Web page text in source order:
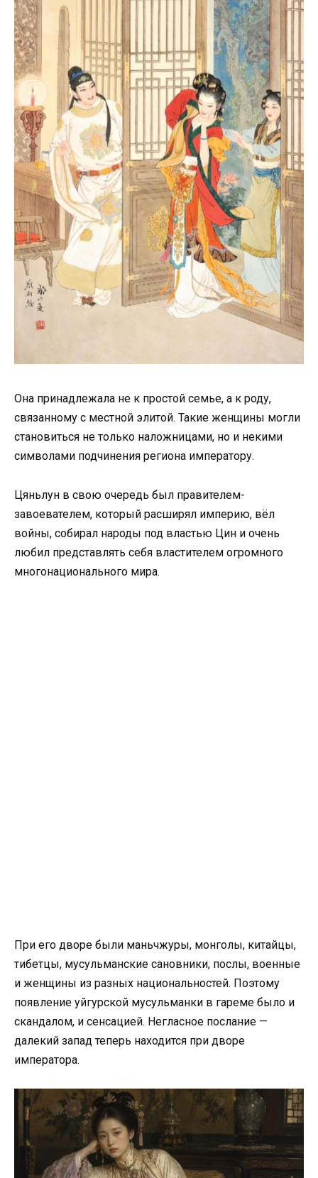
Она принадлежала не к простой семье, а к роду,
связанному с местной элитой. Такие женщины могли
становиться не только наложницами, но и некими
символами подчинения региона императору.
Цяньлун в свою очередь был правителем-
завоевателем, который расширял империю, вёл
войны, собирал народы под властью Цин и очень
любил представлять себя властителем огромного
многонационального мира.
При его дворе были маньчжуры, монголы, китайцы,
тибетцы, мусульманские сановники, послы, военные
и женщины из разных национальностей. Поэтому
появление уйгурской мусульманки в гареме было и
скандалом, и сенсацией. Негласное послание —
далекий запад теперь находится при дворе
императора.